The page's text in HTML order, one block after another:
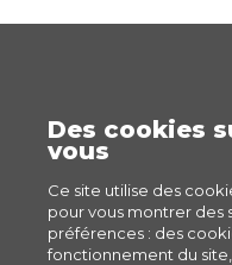
Des cookies
vous
Ce site utilise des
pour vous montrer des
préférences : des
fonctionnement du